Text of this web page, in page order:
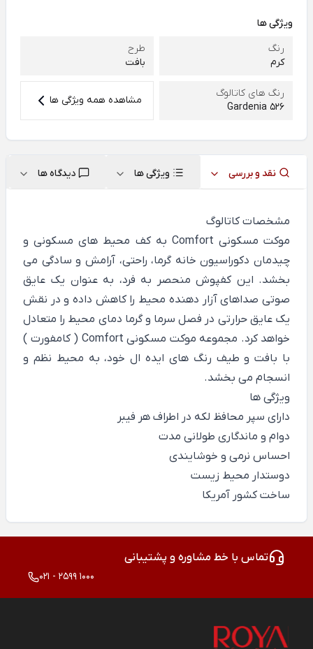
ویژگی ها
رنگ
کرم
طرح
بافت
رنگ های کاتالوگ
Gardenia 526
مشاهده همه ویژگی ها
نقد و بررسی ویژگی ها دیدگاه ها
مشخصات کاتالوگ
موکت مسکونی Comfort به کف محیط های مسکونی و
چیدمان دکوراسیون خانه گرما، راحتی، آرامش و سادگی می
بخشد. این کفپوش منحصر به فرد، به عنوان یک عایق
صوتی صداهای آزار دهنده محیط را کاهش داده و در نقش
یک عایق حرارتی در فصل سرما و گرما دمای محیط را متعادل
خواهد کرد. مجموعه موکت مسکونی Comfort ( کامفورت )
با بافت و طیف رنگ های ایده ال خود، به محیط نظم و
انسجام می بخشد.
ویژگی ها
دارای سپر محافظ لکه در اطراف هر فیبر
دوام و ماندگاری طولانی مدت
احساس نرمی و خوشایندی
دوستدار محیط زیست
ساخت کشور آمریکا
تماس با خط مشاوره و پشتیبانی
021 - 2599 1000